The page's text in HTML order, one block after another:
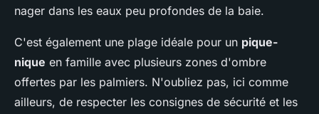
nager dans les eaux peu profondes de la baie.
C'est également une plage idéale pour un pique-
nique en famille avec plusieurs zones d'ombre
offertes par les palmiers. N'oubliez pas, ici comme
ailleurs, de respecter les consignes de sécurité et les